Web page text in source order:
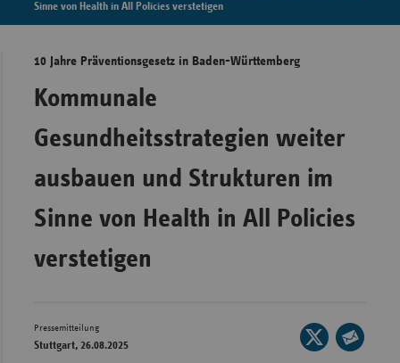
Sinne von Health in All Policies verstetigen
10 Jahre Präventionsgesetz in Baden-Württemberg
Kommunale
Gesundheitsstrategien weiter
ausbauen und Strukturen im
Sinne von Health in All Policies
verstetigen
Pressemitteilung
Stuttgart, 26.08.2025
Seite
auf